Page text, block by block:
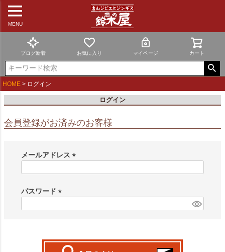
MENU
ブログ新着 お気に入り マイページ カート
HOME ログイン
ログイン
会員登録がお済みのお客様
メールアドレス
)
パスワード